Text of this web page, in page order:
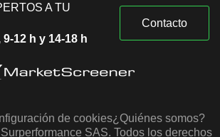
A TU
12 h y 14-18 h
Contacto
de cookies¿Quiénes somos?
SAS. Todos los derechos